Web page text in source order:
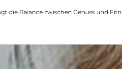
die Balance zwischen Genuss und